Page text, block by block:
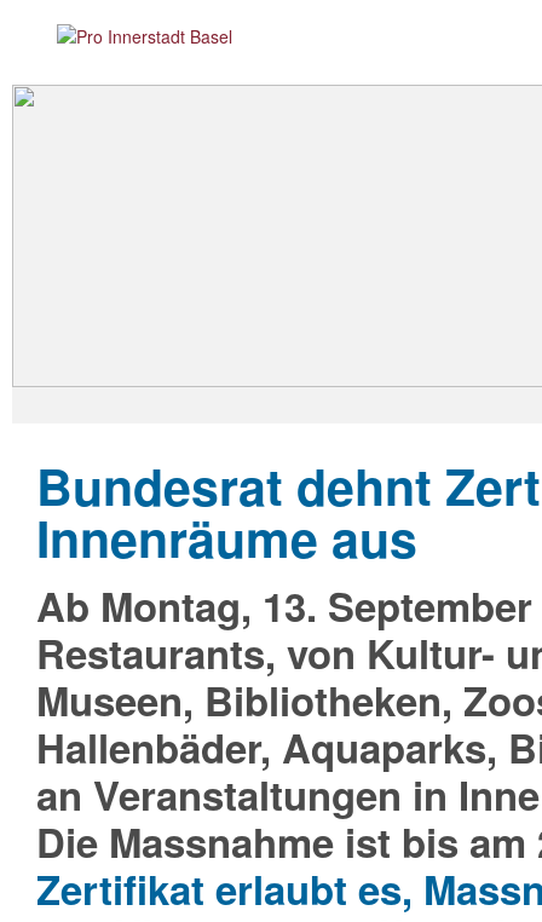
Bundesrat dehnt
Innenräume aus
Ab Montag, 13.
Restaurants, von Kultur-
Museen, Bibliotheken,
Hallenbäder, Aquaparks,
an Veranstaltungen in
Die Massnahme ist bis
Zertifikat erlaubt es,